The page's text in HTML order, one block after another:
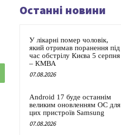
Останні новини
У лікарні помер чоловік,
який отримав поранення під
час обстрілу Києва 5 серпня
– КМВА
07.08.2026
Android 17 буде останнім
великим оновленням ОС для
цих пристроїв Samsung
07.08.2026